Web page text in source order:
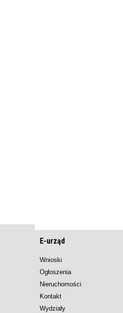
E-urząd
Wnioski
Ogłoszenia
Nieruchomości
Kontakt
Wydziały